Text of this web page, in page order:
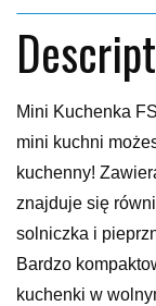
Mini Kuchenka
mini kuchni
kuchenny!
znajduje się
solniczka i
Bardzo
kuchenki w